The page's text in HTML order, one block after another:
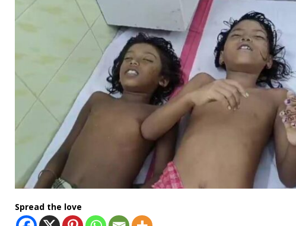
Spread the love